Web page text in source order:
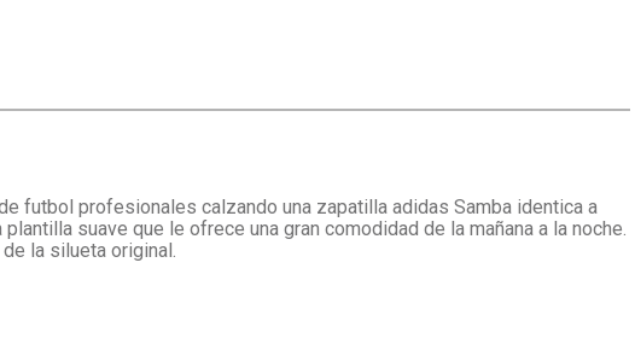
futbol profesionales calzando una zapatilla adidas Samba identica a
suave que le ofrece una gran comodidad de la mañana a la noche.
la silueta original.